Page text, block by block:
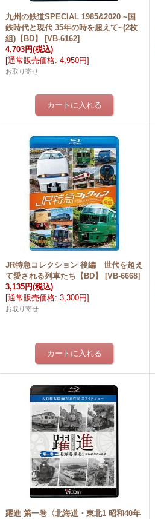
九州の鉄道SPECIAL 1985&2020 ~国
鉄時代と現代 35年の時を超えて~(2枚
組)【BD】
[VB-6162]
4,703円(税込)
[通常販売価格: 4,950円]
お取り寄せ
JR特急コレクション 後編 世代を超え
て愛される列車たち【BD】
[VB-6668]
3,135円(税込)
[通常販売価格: 3,300円]
お取り寄せ
躍進 第一巻〈北海道・東北1 昭和40年